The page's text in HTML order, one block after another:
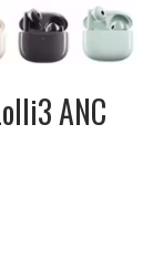
ANC